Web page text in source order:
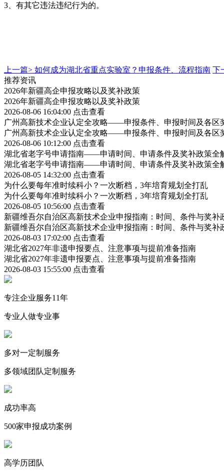
3、有其它违法违纪行为的。
上一篇> 如何成为湖北省重点实验室？申报条件、流程指南 下
推荐资讯
2026年新疆高企申报攻略以及奖补政策
2026年新疆高企申报攻略以及奖补政策
2026-08-06 16:04:00 点击查看
广州高新技术企业认定全攻略——申报条件、申报时间及各区
广州高新技术企业认定全攻略——申报条件、申报时间及各区
2026-08-06 10:12:00 点击查看
湖北省老字号申请指南——申请时间、申请条件及奖补政策全
湖北省老字号申请指南——申请时间、申请条件及奖补政策全
2026-08-05 14:32:00 点击查看
为什么要每年准时续科小？一次断档，3年培育规划全打乱
为什么要每年准时续科小？一次断档，3年培育规划全打乱
2026-08-05 10:56:00 点击查看
新疆维吾尔自治区高新技术企业申报指南：时间、条件与奖补
新疆维吾尔自治区高新技术企业申报指南：时间、条件与奖补
2026-08-03 17:02:00 点击查看
湖北省2027年非遗申报要点、注意事项与提前准备指南
湖北省2027年非遗申报要点、注意事项与提前准备指南
2026-08-03 15:55:00 点击查看
专注企业服务11年
专业人做专业事
多对一定制服务
多领域团队定制服务
成功率高
500家申报成功案例
高学历团队